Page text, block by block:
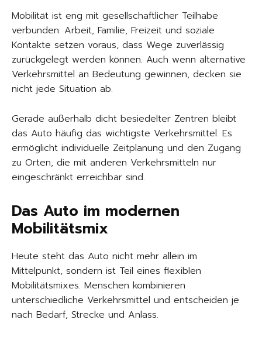
Mobilität ist eng mit gesellschaftlicher Teilhabe
verbunden. Arbeit, Familie, Freizeit und soziale
Kontakte setzen voraus, dass Wege zuverlässig
zurückgelegt werden können. Auch wenn alternative
Verkehrsmittel an Bedeutung gewinnen, decken sie
nicht jede Situation ab.
Gerade außerhalb dicht besiedelter Zentren bleibt
das Auto häufig das wichtigste Verkehrsmittel. Es
ermöglicht individuelle Zeitplanung und den Zugang
zu Orten, die mit anderen Verkehrsmitteln nur
eingeschränkt erreichbar sind.
Das Auto im modernen
Mobilitätsmix
Heute steht das Auto nicht mehr allein im
Mittelpunkt, sondern ist Teil eines flexiblen
Mobilitätsmixes. Menschen kombinieren
unterschiedliche Verkehrsmittel und entscheiden je
nach Bedarf, Strecke und Anlass.